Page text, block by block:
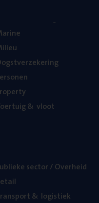
& vloot
sec­tor / Overheid
& logistiek